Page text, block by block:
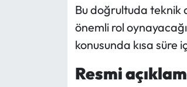
Bu doğrultuda teknik
önemli rol
konusunda kısa süre
Resmi